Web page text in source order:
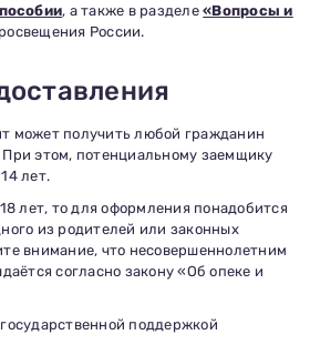
пособии, а также в разделе«Вопросы и
России.
может получить любой гражданин
этом, потенциальному заемщику
лет.
лет, то для оформления понадобится
из родителей или законных
внимание, что несовершеннолетним
согласно закону «Об опеке и
поддержкой
политике в
отношении обработки персональных данных.
данные о себе и отправь заявку.
комиссии, ответит на все вопросы и поможет
— подать документы можно онлайн или очно.